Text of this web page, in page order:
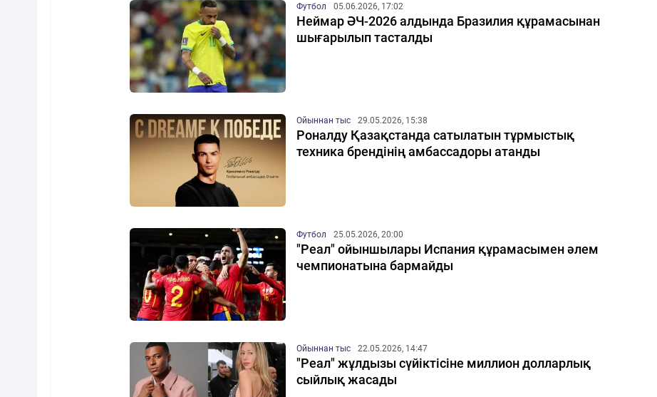
Футбол 05.06.2026, 17:02
Неймар ӘЧ-2026 алдында Бразилия құрамасынан
шығарылып тасталды
Ойыннан тыс 29.05.2026, 15:38
Роналду Қазақстанда сатылатын тұрмыстық
техника брендінің амбассадоры атанды
Футбол 25.05.2026, 20:00
"Реал" ойыншылары Испания құрамасымен әлем
чемпионатына бармайды
Ойыннан тыс 22.05.2026, 14:47
"Реал" жұлдызы сүйіктісіне миллион долларлық
сыйлық жасады